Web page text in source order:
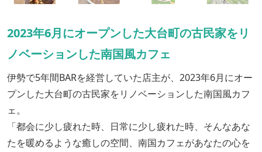
2023年6月にオープンした大台町の古民家をリ
ノベーションした南国風カフェ
伊勢で5年間BARを経営していた店主が、2023年6月にオー
プンした大台町の古民家をリノベーションした南国風カフ
ェ。
「都会に少し疲れた時、日常に少し疲れた時、そんなあな
たを暖めるような癒しの空間、南国カフェがあなたの心を